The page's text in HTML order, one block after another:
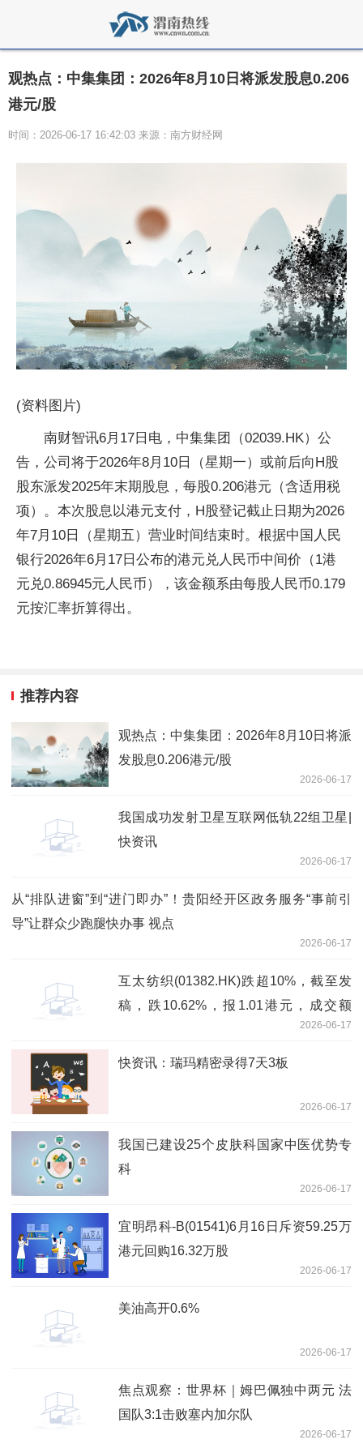
观热点：中集集团：2026年8月10日将派发股息0.206
港元/股
时间：2026-06-17 16:42:03 来源：南方财经网
(资料图片)
南财智讯6月17日电，中集集团（02039.HK）公
告，公司将于2026年8月10日（星期一）或前后向H股
股东派发2025年末期股息，每股0.206港元（含适用税
项）。本次股息以港元支付，H股登记截止日期为2026
年7月10日（星期五）营业时间结束时。根据中国人民
银行2026年6月17日公布的港元兑人民币中间价（1港
元兑0.86945元人民币），该金额系由每股人民币0.179
元按汇率折算得出。
推荐内容
观热点：中集集团：2026年8月10日将派
发股息0.206港元/股
2026-06-17
我国成功发射卫星互联网低轨22组卫星|
快资讯
2026-06-17
从“排队进窗”到“进门即办”！贵阳经开区政务服务“事前引
导”让群众少跑腿快办事 视点
2026-06-17
互太纺织(01382.HK)跌超10%，截至发
稿，跌10.62%，报1.01港元，成交额
2026-06-17
快资讯：瑞玛精密录得7天3板
2026-06-17
我国已建设25个皮肤科国家中医优势专
科
2026-06-17
宜明昂科-B(01541)6月16日斥资59.25万
港元回购16.32万股
2026-06-17
美油高开0.6%
2026-06-17
焦点观察：世界杯｜姆巴佩独中两元 法
国队3:1击败塞内加尔队
2026-06-17